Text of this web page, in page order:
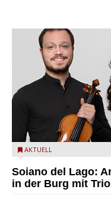
Trio Adamello
AKTUELL
Soiano del Lago:
in der Burg mit